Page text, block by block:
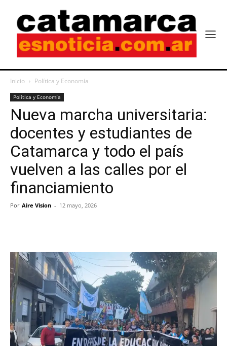
Inicio Política y Economía
Política y Economía
Nueva marcha universitaria:
docentes y estudiantes de
Catamarca y todo el país
vuelven a las calles por el
financiamiento
Por Aire Vision - 12 mayo, 2026